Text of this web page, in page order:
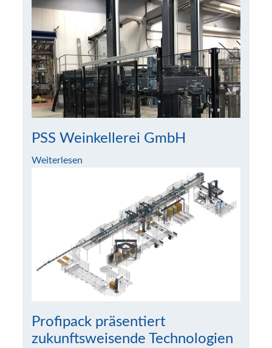
PSS Weinkellerei GmbH
Weiterlesen
Profipack präsentiert
zukunftsweisende Technologien